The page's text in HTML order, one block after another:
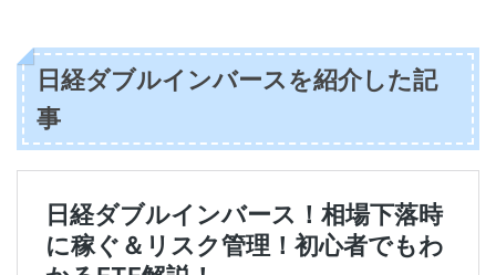
日経ダブルインバースを紹介した記
事